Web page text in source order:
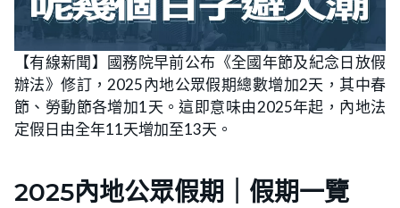
【有線新聞】國務院早前公布《全國年節及紀念日放假
辦法》修訂，2025內地公眾假期總數增加2天，其中春
節、勞動節各增加1天。這即意味由2025年起，內地法
定假日由全年11天增加至13天。
2025內地公眾假期｜假期一覽